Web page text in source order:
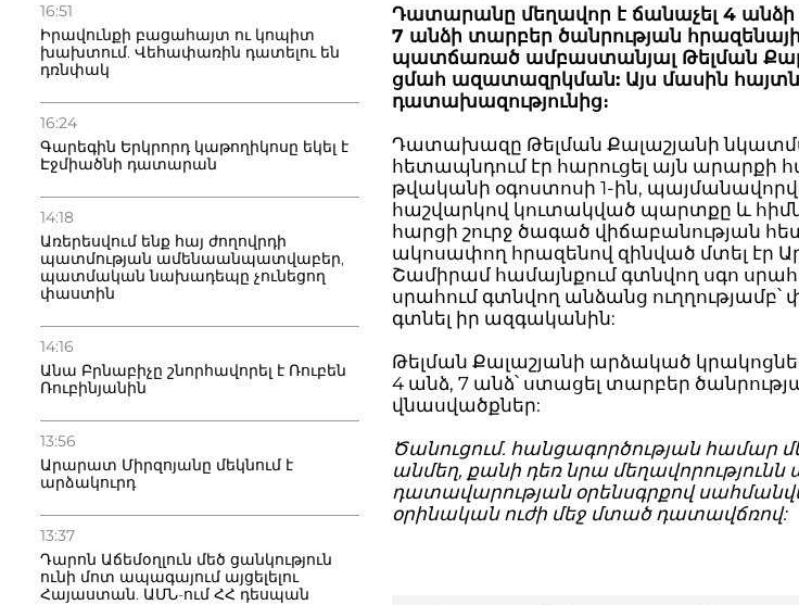
16:51
Իրավունքի բացահայտ ու կոպիտ
խախտում. Վեհափառին դատելու են
դռնփակ
16:24
Գարեգին Երկրորդ կաթողիկոսը եկել է
Էջմիածնի դատարան
14:18
Առերեսվում ենք հայ ժողովրդի
պատմության ամենաանպատվաբեր,
պատմական նախադեպը չունեցող
փաստին
14:16
Անա Բրնաբիչը շնորհավորել է Ռուբեն
Ռուբինյանին
13:56
Արարատ Միրզոյանը մեկնում է
արձակուրդ
13:37
Դարոն Աճեմօղլուն մեծ ցանկություն
ունի մոտ ապագայում այցելելու
Հայաստան. ԱՄՆ-ում ՀՀ դեսպան
Դատարանը մեղավոր է ճանաչել 4
7 անձի տարբեր ծանրության
պատճառած ամբաստանյալ Թելման
ցմահ ազատազրկման: Այս մասին
դատախազությունից։
Դատախազը Թելման Քալաշյանի
հետապնդում էր հարուցել այն արարքի
թվականի օգոստոսի 1-ին,
հաշվարկով կուտակված պարտքը և
հարցի շուրջ ծագած վիճաբանության
ակոսափող հրազենով զինված մտել էր
Շամիրամ համայնքում գտնվող սգո
սրահում գտնվող անձանց ուղղությամբ՝
գտնել իր ազգականին:
Թելման Քալաշյանի արձակած
4 անձ, 7 անձ՝ ստացել տարբեր
վնասվածքներ:
Ծանուցում. հանցագործության համար
անմեղ, քանի դեռ նրա
դատավարության օրենսգրքով
օրինական ուժի մեջ մտած դատավճռով: